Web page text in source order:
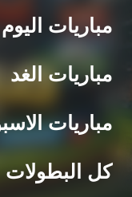
مباريات اليوم
مباريات الغد
مباريات
كل البطولات